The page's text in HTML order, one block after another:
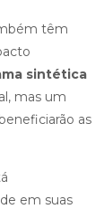
têm
sintética
mas um
as
em suas